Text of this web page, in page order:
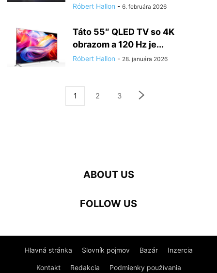
Róbert Hallon - 6. februára 2026
Táto 55″ QLED TV so 4K
obrazom a 120 Hz je...
Róbert Hallon - 28. januára 2026
1 2 3
ABOUT US
FOLLOW US
Hlavná stránka Slovník pojmov Bazár Inzercia
Kontakt Redakcia Podmienky používania